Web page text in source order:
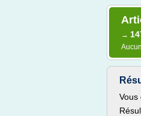
→
Vous